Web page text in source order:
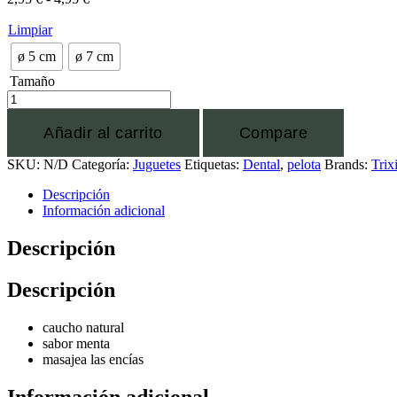
Limpiar
ø 5 cm
ø 7 cm
Tamaño
Añadir al carrito Compare
SKU: N/D Categoría: Juguetes Etiquetas: Dental, pelota Brands:
Descripción
Información adicional
Descripción
Descripción
caucho natural
sabor menta
masajea las encías